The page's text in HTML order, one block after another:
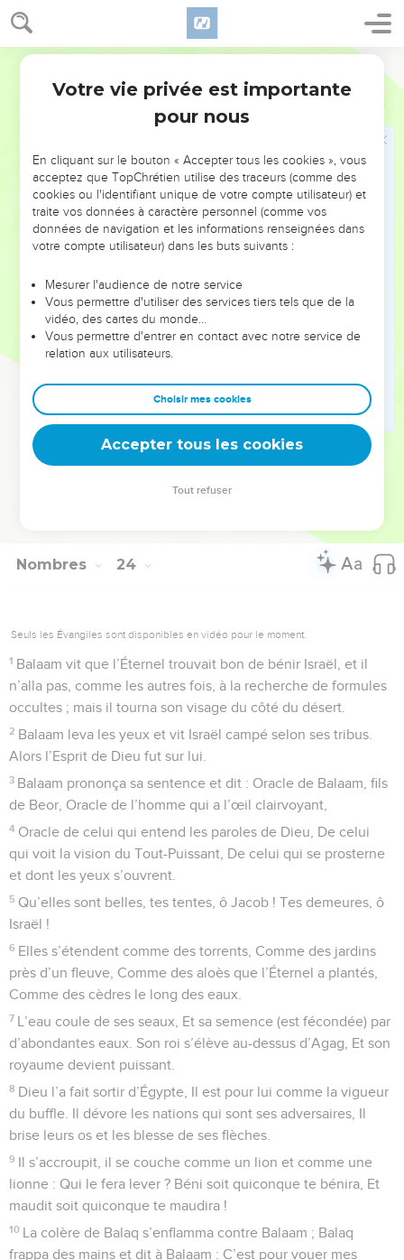
Nombres 23
Quelle est l’action de Dieu.
Voici un peuple qui se lève comme une lionne, Et qui se
dresse comme un lion ; Il ne se couche pas jusqu’à ce qu’il
ait dévoré la proie, Et qu’il ait bu le sang des blessés.
Balaq dit à Balaam : Si tu ne le voues pas à la malédiction,
Balaam répondit en ces termes à Balaq : Ne t’ai-je pas
parlé ainsi : Je ferai tout ce que l’Éternel dira ?
Troisième bénédiction de Balaam
Balaq dit à Balaam : Viens donc, je te mènerai dans un
autre endroit ; peut-être Dieu trouvera-t-il bon que de là tu
voues (ce peuple) pour moi, à la malédiction.
Balaq mena Balaam au sommet du Peor, sur le versant qui
fait face au désert.
moi ici sept taureaux et sept béliers.
Balaq fit ce que Balaam avait dit et il offrit un taureau et un
bélier sur chaque autel.
© Société biblique française – Bibli’O, 1978, avec autorisation. Pour vous procurer
Nombres 24
Seuls les Évangiles sont disponibles en vidéo pour le moment.
1 Balaam vit que l’Éternel trouvait bon de bénir Israël, et il
n’alla pas, comme les autres fois, à la recherche de formules
occultes ; mais il tourna son visage du côté du désert.
2 Balaam leva les yeux et vit Israël campé selon ses tribus.
Alors l’Esprit de Dieu fut sur lui.
3 Balaam prononça sa sentence et dit : Oracle de Balaam, fils
de Beor, Oracle de l’homme qui a l’œil clairvoyant,
4 Oracle de celui qui entend les paroles de Dieu, De celui
qui voit la vision du Tout-Puissant, De celui qui se prosterne
et dont les yeux s’ouvrent.
5 Qu’elles sont belles, tes tentes, ô Jacob ! Tes demeures, ô
Israël !
6 Elles s’étendent comme des torrents, Comme des jardins
près d’un fleuve, Comme des aloès que l’Éternel a plantés,
Comme des cèdres le long des eaux.
7 L’eau coule de ses seaux, Et sa semence (est fécondée) par
d’abondantes eaux. Son roi s’élève au-dessus d’Agag, Et son
royaume devient puissant.
8 Dieu l’a fait sortir d’Égypte, Il est pour lui comme la vigueur
du buffle. Il dévore les nations qui sont ses adversaires, Il
brise leurs os et les blesse de ses flèches.
9 Il s’accroupit, il se couche comme un lion et comme une
lionne : Qui le fera lever ? Béni soit quiconque te bénira, Et
maudit soit quiconque te maudira !
10 La colère de Balaq s’enflamma contre Balaam ; Balaq
frappa des mains et dit à Balaam : C’est pour vouer mes
Votre vie privée est importante
pour nous
En cliquant sur le bouton « Accepter tous les cookies », vous
acceptez que TopChrétien utilise des traceurs (comme des
cookies ou l'identifiant unique de votre compte utilisateur) et
traite vos données à caractère personnel (comme vos
données de navigation et les informations renseignées dans
votre compte utilisateur) dans les buts suivants :
Mesurer l'audience de notre service
Vous permettre d'utiliser des services tiers tels que de la
vidéo, des cartes du monde…
Vous permettre d'entrer en contact avec notre service de
relation aux utilisateurs.
Choisir mes cookies
Accepter tous les cookies
Tout refuser